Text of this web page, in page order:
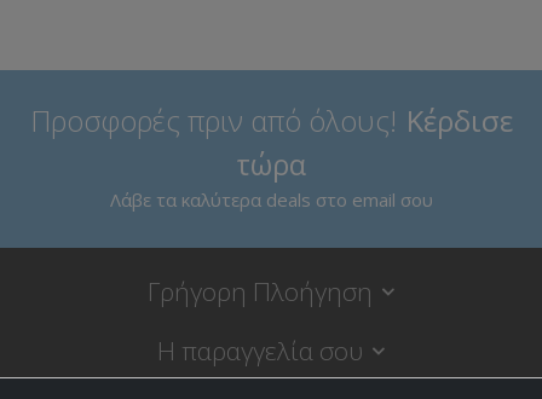
Προσφορές πριν από όλους! Κέρδισε
τώρα
Λάβε τα καλύτερα deals στο email σου
Γρήγορη Πλοήγηση
Η παραγγελία σου